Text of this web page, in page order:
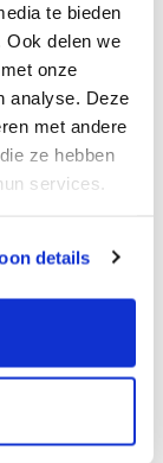
te bieden
Ook delen we
onze
analyse. Deze
met andere
ze hebben
services.
details
van
groei. De
de
zijn
kansen om
zijn om ook
immers
voor
dat hun
ze kunnen